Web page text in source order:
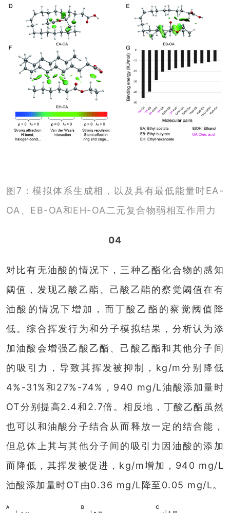
图7：模拟体系生成相，以及具有最低能量时EA-
OA、EB-OA和EH-OA二元复合物弱相互作用力
04
对比有无油酸的情况下，三种乙酯化合物的感知
阈值，发现乙酸乙酯、己酸乙酯的察觉阈值在有
油酸的情况下增加，而丁酸乙酯的察觉阈值降
低。综合挥发行为和分子模拟结果，分析认为添
加油酸会增强乙酸乙酯、己酸乙酯和其他分子间
的吸引力，导致其挥发被抑制，kg/m分别降低
4%-31%和27%-74%，940 mg/L油酸添加量时
OT分别提高2.4和2.7倍。相反地，丁酸乙酯虽然
也可以和油酸分子结合从而释放一定的结合能，
但总体上其与其他分子间的吸引力因油酸的添加
而降低，其挥发被促进，kg/m增加，940 mg/L
油酸添加量时OT由0.36 mg/L降至0.05 mg/L。